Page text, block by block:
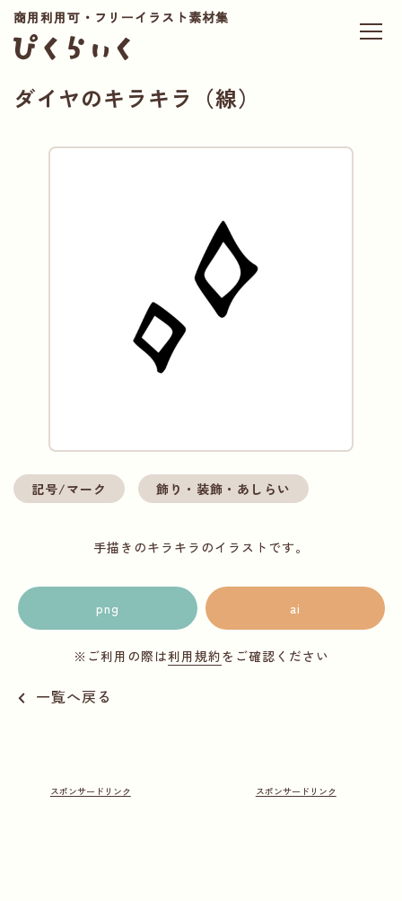
商用利用可・フリーイラスト素材集
ダイヤのキラキラ（線）
記号/マーク 飾り・装飾・あしらい
手描きのキラキラのイラストです。
png ai
※ご利用の際は利用規約をご確認ください
一覧へ戻る